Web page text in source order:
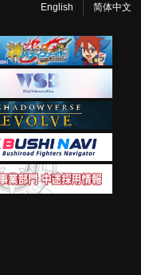
English 简体中文